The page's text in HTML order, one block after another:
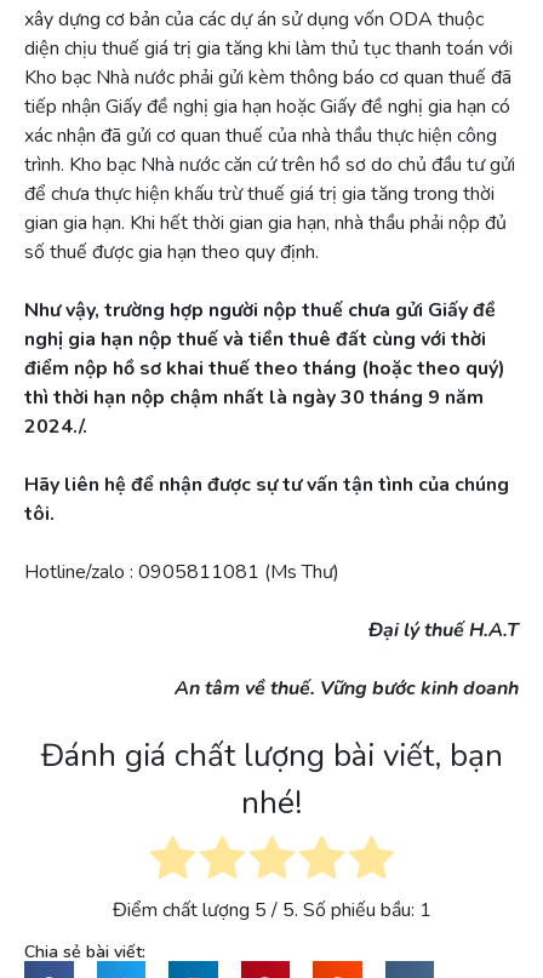
xây dựng cơ bản của các dự án sử dụng vốn ODA thuộc
diện chịu thuế giá trị gia tăng khi làm thủ tục thanh toán với
Kho bạc Nhà nước phải gửi kèm thông báo cơ quan thuế đã
tiếp nhận Giấy đề nghị gia hạn hoặc Giấy đề nghị gia hạn có
xác nhận đã gửi cơ quan thuế của nhà thầu thực hiện công
trình. Kho bạc Nhà nước căn cứ trên hồ sơ do chủ đầu tư gửi
để chưa thực hiện khấu trừ thuế giá trị gia tăng trong thời
gian gia hạn. Khi hết thời gian gia hạn, nhà thầu phải nộp đủ
số thuế được gia hạn theo quy định.
Như vậy, trường hợp người nộp thuế chưa gửi Giấy đề
nghị gia hạn nộp thuế và tiền thuê đất cùng với thời
điểm nộp hồ sơ khai thuế theo tháng (hoặc theo quý)
thì thời hạn nộp chậm nhất là ngày 30 tháng 9 năm
2024./.
Hãy liên hệ để nhận được sự tư vấn tận tình của chúng
tôi.
Hotline/zalo : 0905811081 (Ms Thư)
Đại lý thuế H.A.T
An tâm về thuế. Vững bước kinh doanh
Đánh giá chất lượng bài viết, bạn
nhé!
Điểm chất lượng 5/ 5. Số phiếu bầu: 1
Chia sẻ bài viết: